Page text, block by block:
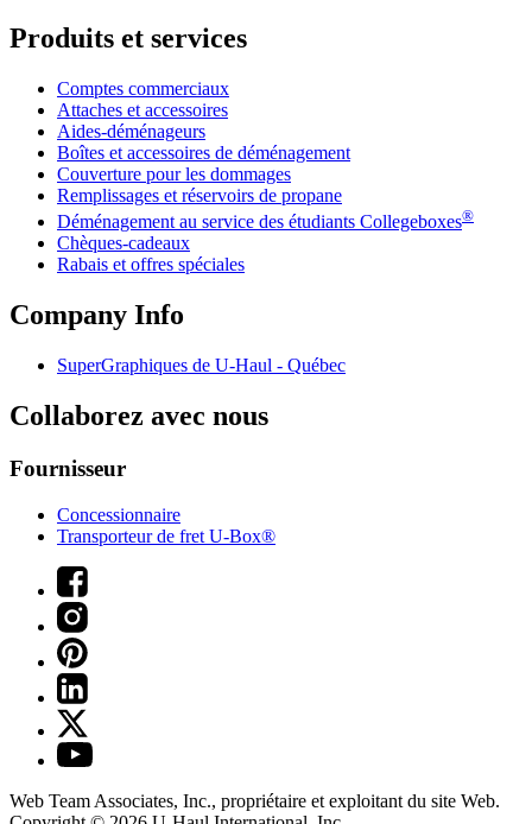
Produits et services
Comptes commerciaux
Attaches et accessoires
Aides-déménageurs
Boîtes et accessoires de déménagement
Couverture pour les dommages
Remplissages et réservoirs de propane
Déménagement au service des étudiants Collegeboxes®
Chèques-cadeaux
Rabais et offres spéciales
Company Info
SuperGraphiques de U-Haul - Québec
Collaborez avec nous
Fournisseur
Concessionnaire
Transporteur de fret U-Box®
Web Team Associates, Inc., propriétaire et exploitant du site Web.